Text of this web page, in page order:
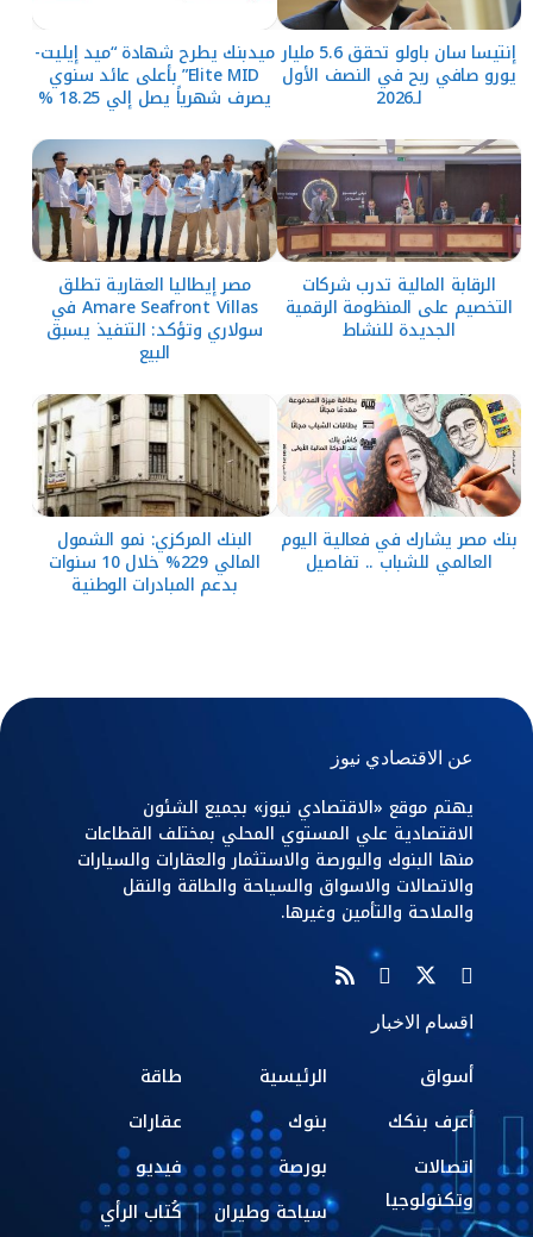
إنتيسا سان باولو تحقق 5.6 مليار
يورو صافي ربح في النصف الأول
لـ2026
ميدبنك يطرح شهادة “ميد إيليت-
Elite MID” بأعلى عائد سنوي
يصرف شهرياً يصل إلي 18.25 %
الرقابة المالية تدرب شركات
التخصيم على المنظومة الرقمية
الجديدة للنشاط
مصر إيطاليا العقارية تطلق
Amare Seafront Villas في
سولاري وتؤكد: التنفيذ يسبق
البيع
بنك مصر يشارك في فعالية اليوم
العالمي للشباب .. تفاصيل
البنك المركزي: نمو الشمول
المالي 229% خلال 10 سنوات
بدعم المبادرات الوطنية
عن الاقتصادي نيوز
يهتم موقع «الاقتصادي نيوز» بجميع الشئون
الاقتصادية علي المستوي المحلي بمختلف القطاعات
منها البنوك والبورصة والاستثمار والعقارات والسيارات
والاتصالات والاسواق والسياحة والطاقة والنقل
والملاحة والتأمين وغيرها.
اقسام الاخبار
أسواق
أعرف بنكك
اتصالات
وتكنولوجيا
الرئيسية
بنوك
بورصة
سياحة وطيران
طاقة
عقارات
فيديو
كُتاب الرأي